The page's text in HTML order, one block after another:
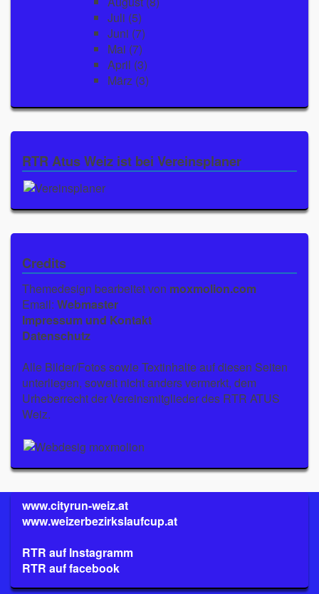
Juli (5)
Juni (7)
Mai (7)
April (3)
März (3)
RTR Atus Weiz ist bei Vereinsplaner
Credits
Themedesign bearbeitet von moxmolion.com
Email: Webmaster
Impressum und Kontakt
Datenschutz
Alle Bilder/Fotos sowie Textinhalte auf diesen Seiten
unterliegen, soweit nicht anders vermerkt, dem
Urheberrecht der Vereinsmitglieder des RTR ATUS
Weiz.
www.cityrun-weiz.at
www.weizerbezirkslaufcup.at
RTR auf Instagramm
RTR auf facebook